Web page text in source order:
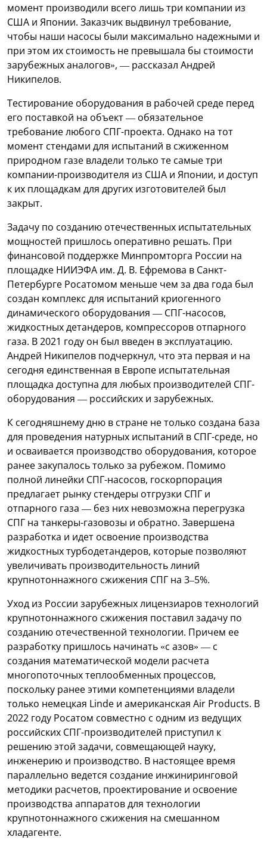
момент производили всего лишь три компании из
США и Японии. Заказчик выдвинул требование,
чтобы наши насосы были максимально надежными и
при этом их стоимость не превышала бы стоимости
зарубежных аналогов», — рассказал Андрей
Никипелов.
Тестирование оборудования в рабочей среде перед
его поставкой на объект — обязательное
требование любого СПГ-проекта. Однако на тот
момент стендами для испытаний в сжиженном
природном газе владели только те самые три
компании-производителя из США и Японии, и доступ
к их площадкам для других изготовителей был
закрыт.
Задачу по созданию отечественных испытательных
мощностей пришлось оперативно решать. При
финансовой поддержке Минпромторга России на
площадке НИИЭФА им. Д. В. Ефремова в Санкт-
Петербурге Росатомом меньше чем за два года был
создан комплекс для испытаний криогенного
динамического оборудования — СПГ-насосов,
жидкостных детандеров, компрессоров отпарного
газа. В 2021 году он был введен в эксплуатацию.
Андрей Никипелов подчеркнул, что эта первая и на
сегодня единственная в Европе испытательная
площадка доступна для любых производителей СПГ-
оборудования — российских и зарубежных.
К сегодняшнему дню в стране не только создана база
для проведения натурных испытаний в СПГ-среде, но
и осваивается производство оборудования, которое
ранее закупалось только за рубежом. Помимо
полной линейки СПГ-насосов, госкорпорация
предлагает рынку стендеры отгрузки СПГ и
отпарного газа — без них невозможна перегрузка
СПГ на танкеры-газовозы и обратно. Завершена
разработка и идет освоение производства
жидкостных турбодетандеров, которые позволяют
увеличивать производительность линий
крупнотоннажного сжижения СПГ на 3–5%.
Уход из России зарубежных лицензиаров технологий
крупнотоннажного сжижения поставил задачу по
созданию отечественной технологии. Причем ее
разработку пришлось начинать «с азов» — с
создания математической модели расчета
многопоточных теплообменных процессов,
поскольку ранее этими компетенциями владели
только немецкая Linde и американская Air Products. В
2022 году Росатом совместно с одним из ведущих
российских СПГ-производителей приступил к
решению этой задачи, совмещающей науку,
инженерию и производство. В настоящее время
параллельно ведется создание инжиниринговой
методики расчетов, проектирование и освоение
производства аппаратов для технологии
крупнотоннажного сжижения на смешанном
хладагенте.